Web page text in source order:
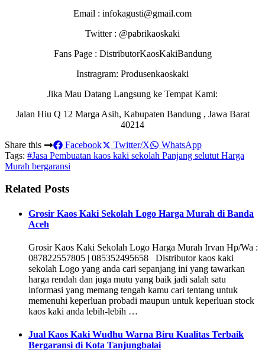
Email : infokagusti@gmail.com
Twitter : @pabrikaoskaki
Fans Page : DistributorKaosKakiBandung
Instragram: Produsenkaoskaki
Jika Mau Datang Langsung ke Tempat Kami:
Jalan Hiu Q 12 Marga Asih, Kabupaten Bandung , Jawa Barat
40214
Share this
Facebook Twitter/X
WhatsApp
Tags: #Jasa Pembuatan kaos kaki sekolah Panjang selutut Harga
Murah bergaransi
Related Posts
Grosir Kaos Kaki Sekolah Logo Harga Murah di Banda
Aceh
Grosir Kaos Kaki Sekolah Logo Harga Murah Irvan Hp/Wa :
087822557805 | 085352495658 Distributor kaos kaki
sekolah Logo yang anda cari sepanjang ini yang tawarkan
harga rendah dan juga mutu yang baik jadi salah satu
informasi yang memang tengah kamu cari tentang untuk
memenuhi keperluan probadi maupun untuk keperluan stock
kaos kaki anda lebih-lebih …
Jual Kaos Kaki Wudhu Warna Biru Kualitas Terbaik
Bergaransi di Kota Tanjungbalai